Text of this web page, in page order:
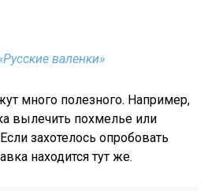
валенки»
много полезного. Например,
вылечить похмелье или
захотелось опробовать
находится тут же.